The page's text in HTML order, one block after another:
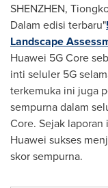
SHENZHEN,
Dalam edisi terbaru"
Landscape
Huawei 5G Core
inti seluler 5G
terkemuka ini juga
sempurna dalam
Core. Sejak laporan
Huawei sukses
skor sempurna.